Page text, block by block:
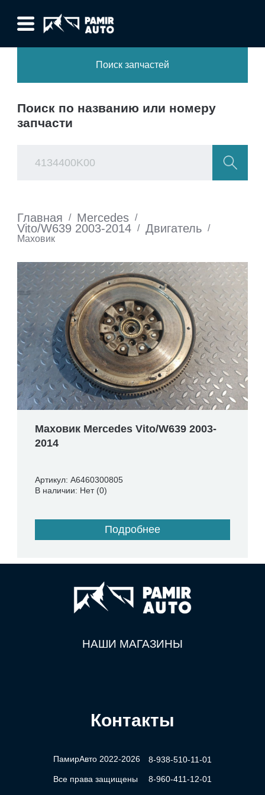
Поиск запчастей
Поиск по названию или номеру
запчасти
Главная / Mercedes /
Vito/W639 2003-2014 / Двигатель /
Маховик
Маховик Mercedes Vito/W639 2003-
2014
Артикул: A6460300805
В наличии: Нет (0)
Подробнее
НАШИ МАГАЗИНЫ
Контакты
ПамирАвто 2022-2026
Все права защищены
8-938-510-11-01
8-960-411-12-01